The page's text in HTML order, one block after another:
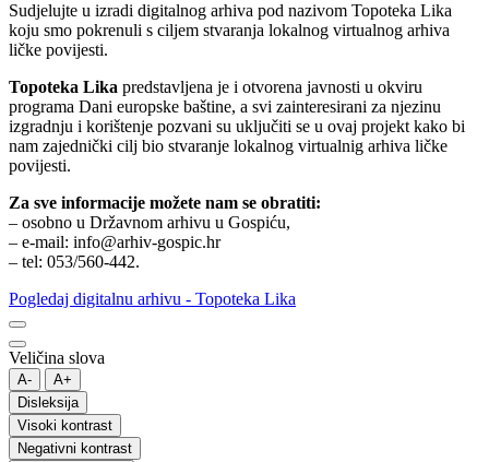
Sudjelujte u izradi digitalnog arhiva pod nazivom Topoteka Lika
koju smo pokrenuli s ciljem stvaranja lokalnog virtualnog arhiva
ličke povijesti.
Topoteka Lika predstavljena je i otvorena javnosti u okviru
programa Dani europske baštine, a svi zainteresirani za njezinu
izgradnju i korištenje pozvani su uključiti se u ovaj projekt kako bi
nam zajednički cilj bio stvaranje lokalnog virtualnig arhiva ličke
povijesti.
Za sve informacije možete nam se obratiti:
– osobno u Državnom arhivu u Gospiću,
– e-mail: info@arhiv-gospic.hr
– tel: 053/560-442.
Pogledaj digitalnu arhivu - Topoteka Lika
Veličina slova
A-
A+
Disleksija
Visoki kontrast
Negativni kontrast